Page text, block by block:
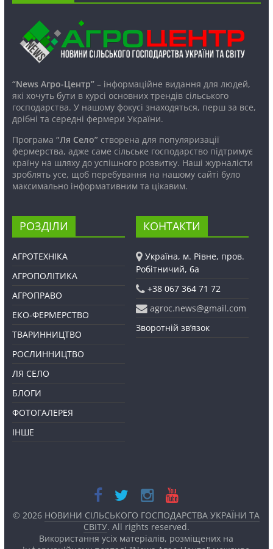
“News Агро-Центр”– інформаційне видання для людей,
які хочуть бути в курсі основних трендів сільського
господарства. У нашому фокусі знаходяться, перш за все,
дрібні та середні фермери України.
Програма “Ля Село”створена для популяризації
фермерства, адже саме сільське господарство підтримує
країну на шляху до успішного розвитку. Наші журналісти
зроблять усе, щоб перебування на нашому сайті було
максимально інформативним та цікавим.
РОЗДІЛИ
АГРОТЕХНІКА
АГРОПОЛІТИКА
АГРОПРАВО
ЕКО-ФЕРМЕРСТВО
ТВАРИННИЦТВО
РОСЛИННИЦТВО
ЛЯ СЕЛО
БЛОГИ
ФОТОГАЛЕРЕЯ
ІНШЕ
КОНТАКТИ
Україна, м. Рівне, пров.
Робітничий, 6а
+38 067 364 71 72
agroc.news@gmail.com
Зворотній зв’язок
© 2026 НОВИНИ СІЛЬСЬКОГО ГОСПОДАРСТВА УКРАЇНИ ТА
СВІТУ. All rights reserved.
Використання усіх матеріалів, розміщених на